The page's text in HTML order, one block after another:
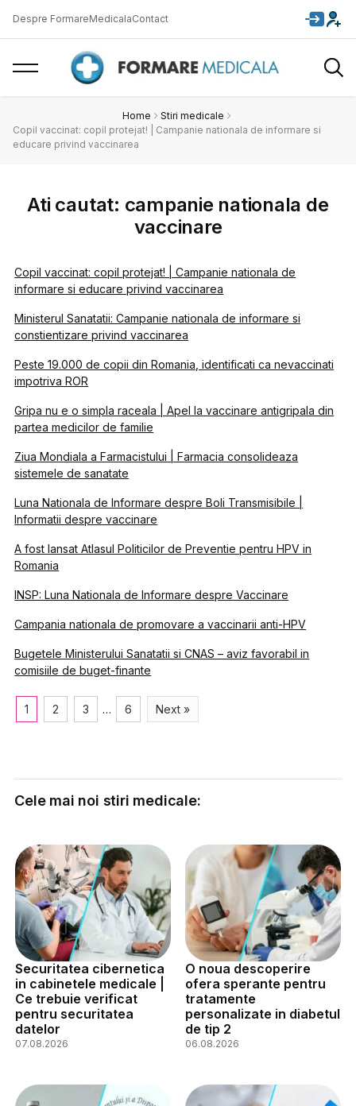
Despre FormareMedicalaContact
Home
Stiri medicale
Copil vaccinat: copil protejat! | Campanie nationala de informare si
educare privind vaccinarea
Ati cautat: campanie nationala de
vaccinare
Copil vaccinat: copil protejat! | Campanie nationala de
informare si educare privind vaccinarea
Ministerul Sanatatii: Campanie nationala de informare si
constientizare privind vaccinarea
Peste 19.000 de copii din Romania, identificati ca nevaccinati
impotriva ROR
Gripa nu e o simpla raceala | Apel la vaccinare antigripala din
partea medicilor de familie
Ziua Mondiala a Farmacistului | Farmacia consolideaza
sistemele de sanatate
Luna Nationala de Informare despre Boli Transmisibile |
Informatii despre vaccinare
A fost lansat Atlasul Politicilor de Preventie pentru HPV in
Romania
INSP: Luna Nationala de Informare despre Vaccinare
Campania nationala de promovare a vaccinarii anti-HPV
Bugetele Ministerului Sanatatii si CNAS – aviz favorabil in
comisiile de buget-finante
1 2 3 … 6 Next »
Cele mai noi stiri medicale:
Securitatea cibernetica
in cabinetele medicale |
Ce trebuie verificat
pentru securitatea
datelor
07.08.2026
O noua descoperire
ofera sperante pentru
tratamente
personalizate in diabetul
de tip 2
06.08.2026